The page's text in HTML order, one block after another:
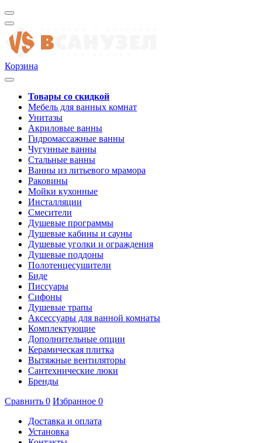
Корзина
Товары со скидкой
Мебель для ванных комнат
Унитазы
Акриловые ванны
Гидромассажные ванны
Чугунные ванны
Стальные ванны
Ванны из литьевого мрамора
Раковины
Мойки кухонные
Инсталляции
Смесители
Душевые программы
Душевые кабины и сауны
Душевые уголки и ограждения
Душевые поддоны
Полотенцесушители
Биде
Писсуары
Сифоны
Душевые трапы
Аксессуары для ванной комнаты
Комплектующие
Дополнительные опции
Керамическая плитка
Вытяжные вентиляторы
Сантехнические люки
Бренды
Сравнить 0 Избранное 0
Доставка и оплата
Установка